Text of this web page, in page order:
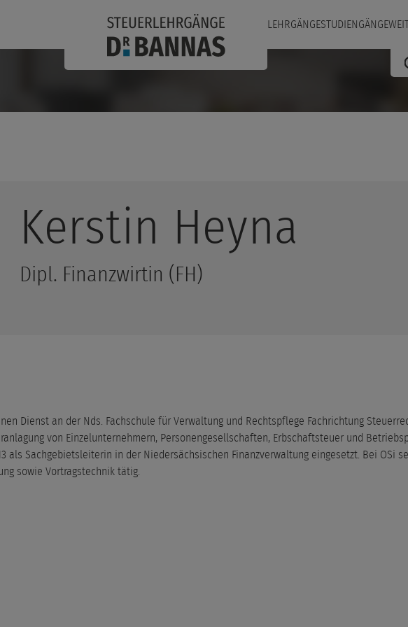
LEHRGÄNGESTUDIENGÄNGE
Kerstin Heyna
Dipl. Finanzwirtin (FH)
Dienst an der Nds. Fachschule für Verwaltung und Rechtspflege Fachrichtung
von Einzelunternehmern, Personengesellschaften, Erbschaftsteuer und
als Sachgebietsleiterin in der Niedersächsischen Finanzverwaltung eingesetzt. Bei OSi
sowie Vortragstechnik tätig.